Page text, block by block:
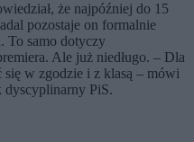
że najpóźniej do 15
pozostaje on formalnie
To samo dotyczy
Ale już niedługo. – Dla
się w zgodzie i z klasą – mówi
PiS.